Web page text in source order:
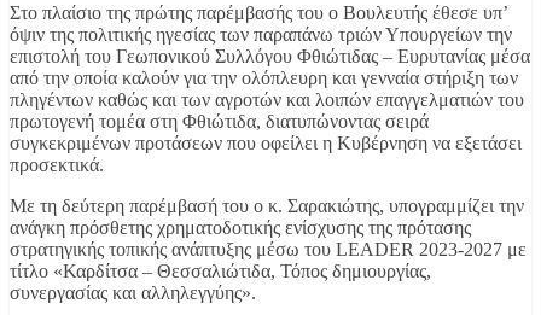
Στο πλαίσιο της πρώτης παρέμβασής του ο Βουλευτής έθεσε υπ’
όψιν της πολιτικής ηγεσίας των παραπάνω τριών Υπουργείων την
επιστολή του Γεωπονικού Συλλόγου Φθιώτιδας – Ευρυτανίας μέσα
από την οποία καλούν για την ολόπλευρη και γενναία στήριξη των
πληγέντων καθώς και των αγροτών και λοιπών επαγγελματιών του
πρωτογενή τομέα στη Φθιώτιδα, διατυπώνοντας σειρά
συγκεκριμένων προτάσεων που οφείλει η Κυβέρνηση να εξετάσει
προσεκτικά.
Με τη δεύτερη παρέμβασή του ο κ. Σαρακιώτης, υπογραμμίζει την
ανάγκη πρόσθετης χρηματοδοτικής ενίσχυσης της πρότασης
στρατηγικής τοπικής ανάπτυξης μέσω του LEADER 2023-2027 με
τίτλο «Καρδίτσα – Θεσσαλιώτιδα, Τόπος δημιουργίας,
συνεργασίας και αλληλεγγύης».